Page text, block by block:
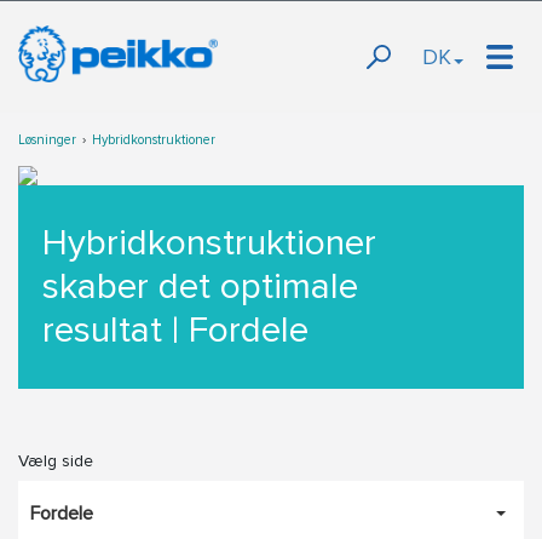
DK
Løsninger Hybridkonstruktioner
Hybridkonstruktioner
skaber det optimale
resultat | Fordele
Vælg side
Fordele